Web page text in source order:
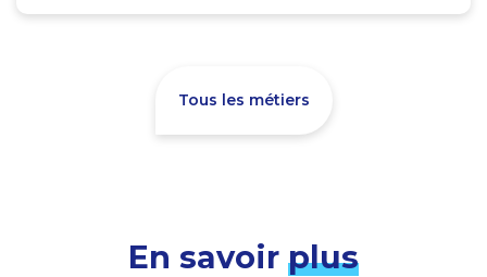
Tous les métiers
En savoir plus